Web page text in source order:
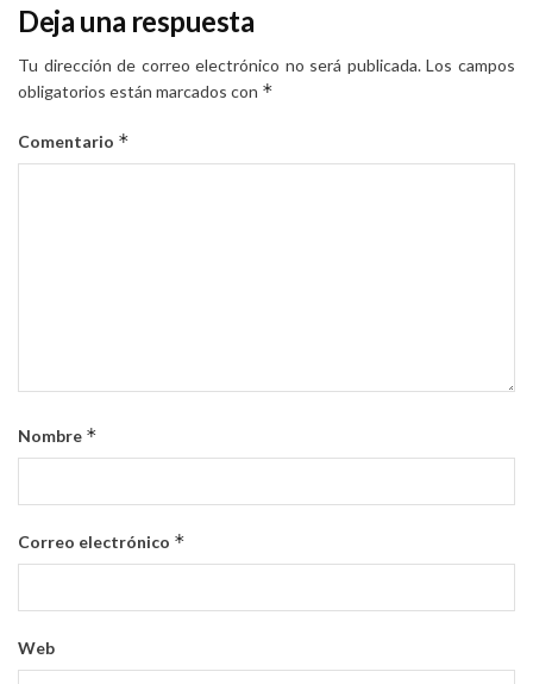
Deja una respuesta
Tu dirección de correo electrónico no será publicada. Los campos
obligatorios están marcados con *
Comentario *
Nombre *
Correo electrónico *
Web